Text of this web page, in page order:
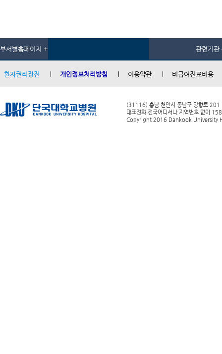
부서별홈페이지 + 관련기관
환자권리장전 개인정보처리방침 이용약관 비급여진료비용
(31116) 충남 천안시 동남구 망향로 201
대표전화 전국어디서나 지역번호 없이
Copyright 2016 Dankook University